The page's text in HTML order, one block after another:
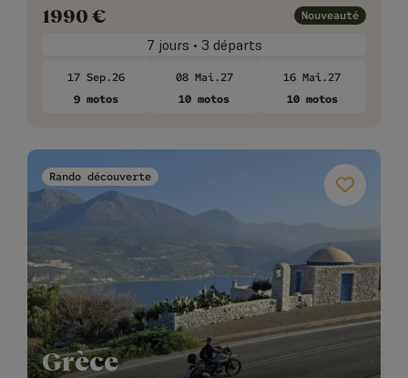
1990 € Nouveauté
7 jours • 3 départs
17 Sep.26
9 motos
08 Mai.27
10 motos
16 Mai.27
10 motos
Rando découverte
Grèce